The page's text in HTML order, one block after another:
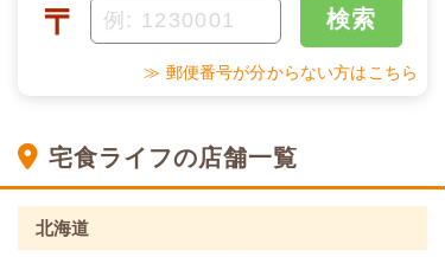
〒 検索
≫ 郵便番号が分からない方はこちら
宅食ライフの店舗一覧
北海道